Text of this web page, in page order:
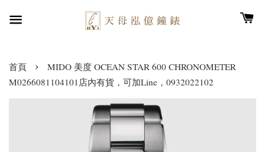
首頁 ›
MIDO 美度 OCEAN STAR 600 CHRONOMETER
M0266081104101店內有貨，可加Line，0932022102